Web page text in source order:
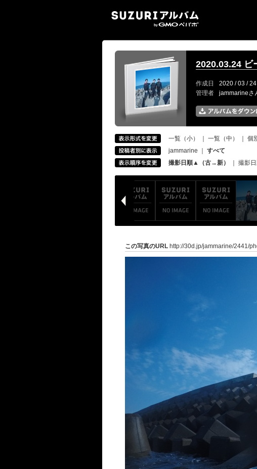
2020.03.24 ビ
作成日 2020 / 03 / 24
管理者
jammarineさ
一覧（小） 一覧（中） 個
jammarine
すべて
撮影日順▲（古→新）
撮影
この写真のURL http://30d.jp/jammarine/2441/